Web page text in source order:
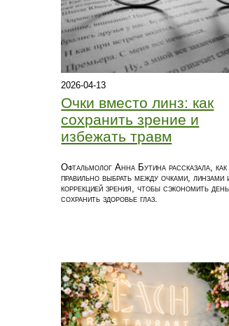
2026-04-13
Очки вместо линз: как
сохранить зрение и
избежать травм
Офтальмолог Анна Бутина рассказала, как
правильно выбрать между очками, линзами
коррекцией зрения, чтобы сэкономить
сохранить здоровье глаз.